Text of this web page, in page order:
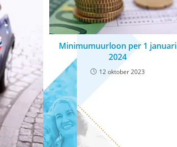
Minimumuurloon per 1 januari
2024
12 oktober 2023